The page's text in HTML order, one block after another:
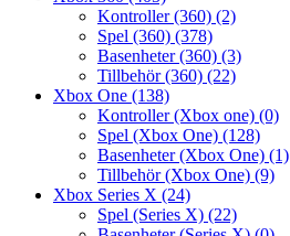
Kontroller (360) (2)
Spel (360) (378)
Basenheter (360) (3)
Tillbehör (360) (22)
Xbox One (138)
Kontroller (Xbox one) (0)
Spel (Xbox One) (128)
Basenheter (Xbox One) (1)
Tillbehör (Xbox One) (9)
Xbox Series X (24)
Spel (Series X) (22)